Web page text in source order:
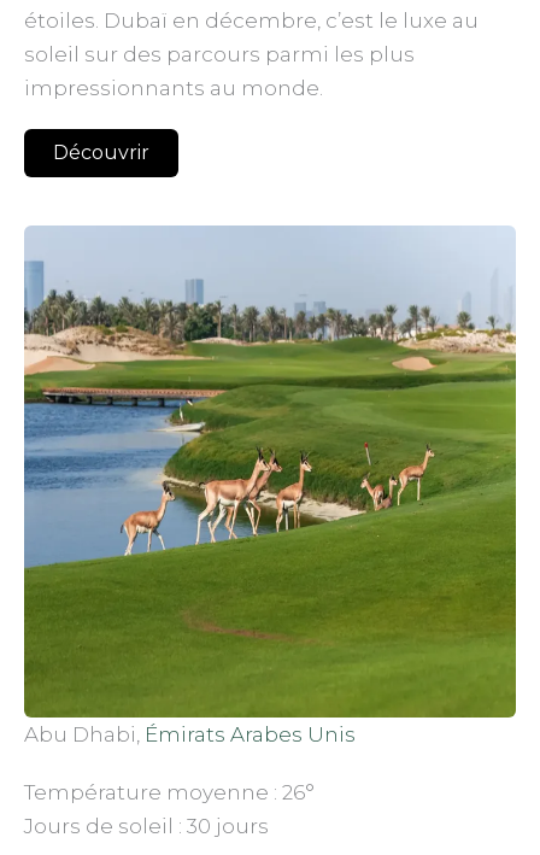
étoiles. Dubaï en décembre, c’est le luxe au
soleil sur des parcours parmi les plus
impressionnants au monde.
Découvrir
Abu Dhabi, Émirats Arabes Unis
Température moyenne : 26°
Jours de soleil : 30 jours